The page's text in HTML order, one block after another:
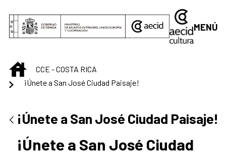
MENÚ
INICIO
CCE - COSTA RICA
¡Únete a San José Ciudad Paisaje!
¡Únete a San José Ciudad Paisaje!
¡Únete a San José Ciudad